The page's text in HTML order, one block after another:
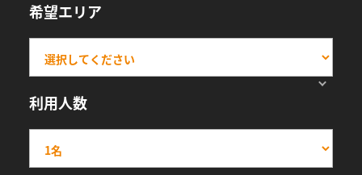
希望エリア
利用人数